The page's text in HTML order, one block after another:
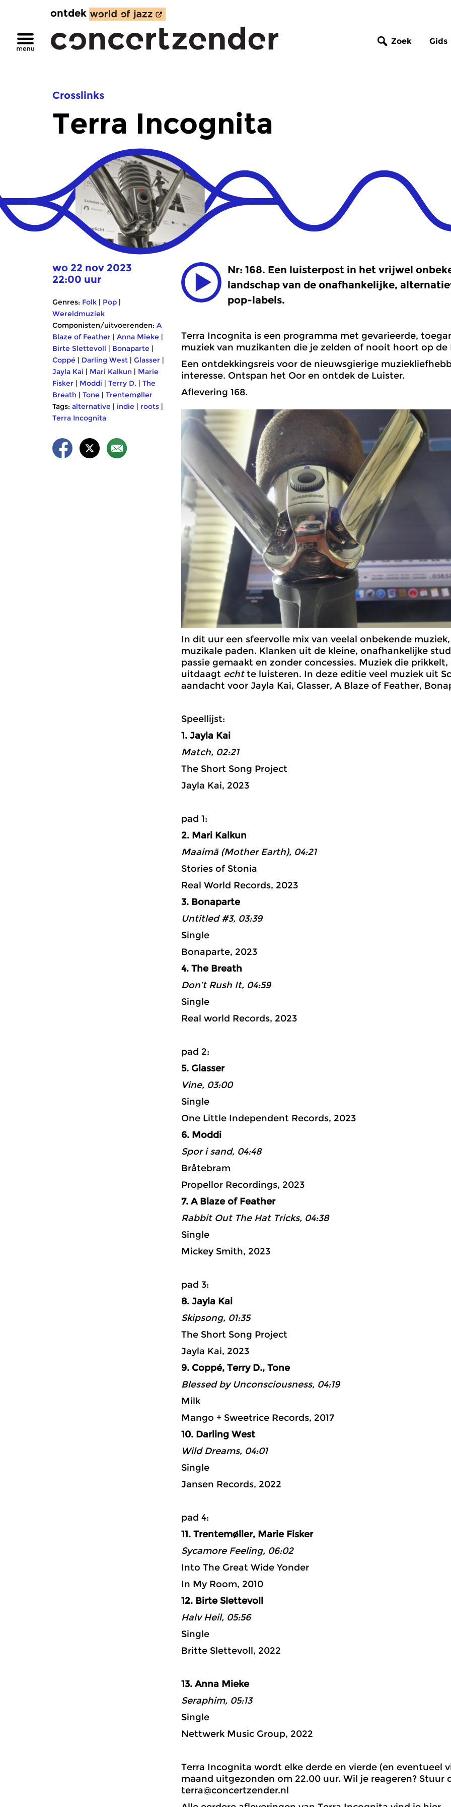
ontdek
Zoek Gids
Crosslinks
Terra Incognita
wo 22 nov 2023
22:00 uur
Genres: Folk | Pop |
Wereldmuziek
Componisten/uitvoerenden: A
Blaze of Feather | Anna Mieke |
Birte Slettevoll | Bonaparte |
Coppé | Darling West | Glasser |
Jayla Kai | Mari Kalkun | Marie
Fisker | Moddi | Terry D. | The
Breath | Tone | Trentemøller
Tags: alternative | indie | roots |
Terra Incognita
Nr: 168. Een luisterpost in het vrijwel
landschap van de onafhankelijke,
pop-labels.
Terra Incognita is een programma met gevarieerde,
muziek van muzikanten die je zelden of nooit hoort op de
Een ontdekkingsreis voor de nieuwsgierige
interesse. Ontspan het Oor en ontdek de Luister.
Aflevering 168.
In dit uur een sfeervolle mix van veelal onbekende
muzikale paden. Klanken uit de kleine, onafhankelijke
passie gemaakt en zonder concessies. Muziek die
uitdaagt echtte luisteren. In deze editie veel muziek uit
aandacht voor Jayla Kai, Glasser, A Blaze of Feather,
Speellijst:
1. Jayla Kai
Match, 02:21
The Short Song Project
Jayla Kai, 2023
pad 1:
2. Mari Kalkun
Maaimä (Mother Earth), 04:21
Stories of Stonia
Real World Records, 2023
3. Bonaparte
Untitled #3, 03:39
Single
Bonaparte, 2023
4. The Breath
Don’t Rush It, 04:59
Single
Real world Records, 2023
pad 2:
5. Glasser
Vine, 03:00
Single
One Little Independent Records, 2023
6. Moddi
Spor i sand, 04:48
Bråtebram
Propellor Recordings, 2023
7. A Blaze of Feather
Rabbit Out The Hat Tricks, 04:38
Single
Mickey Smith, 2023
pad 3:
8. Jayla Kai
Skipsong, 01:35
The Short Song Project
Jayla Kai, 2023
9. Coppé, Terry D., Tone
Blessed by Unconsciousness, 04:19
Milk
Mango + Sweetrice Records, 2017
10. Darling West
Wild Dreams, 04:01
Single
Jansen Records, 2022
pad 4:
11. Trentemøller, Marie Fisker
Sycamore Feeling, 06:02
Into The Great Wide Yonder
In My Room, 2010
12. Birte Slettevoll
Halv Heil, 05:56
Single
Britte Slettevoll, 2022
13. Anna Mieke
Seraphim, 05:13
Single
Nettwerk Music Group, 2022
Terra Incognita wordt elke derde en vierde (en eventueel
maand uitgezonden om 22.00 uur. Wil je reageren? Stuur
terra@concertzender.nl